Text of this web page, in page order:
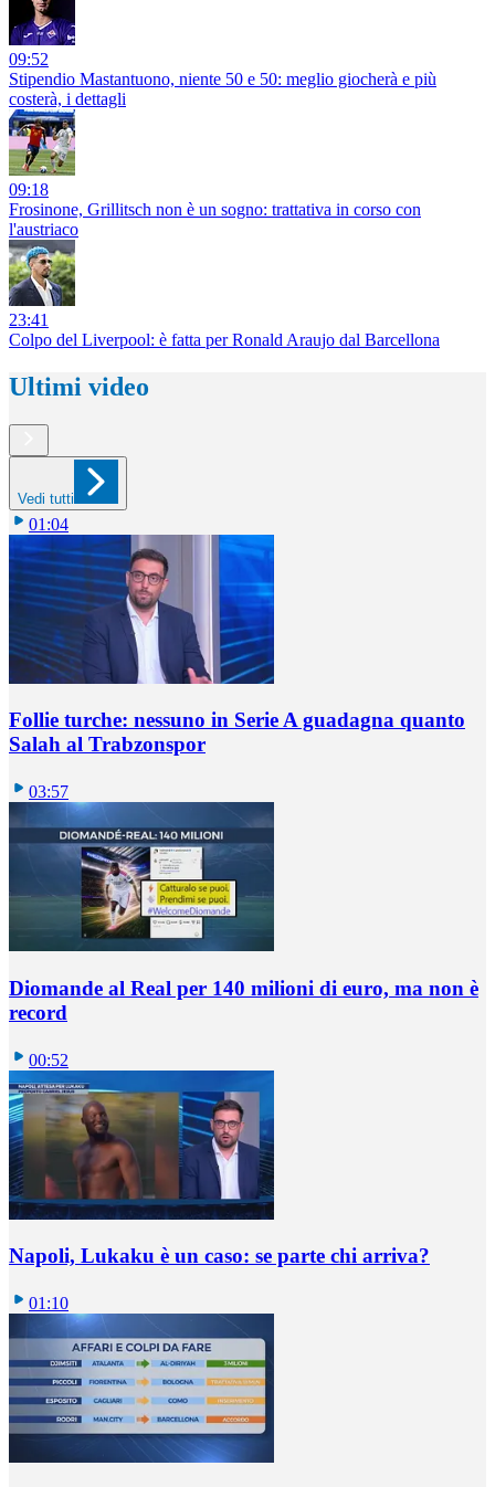
09:52
Stipendio Mastantuono, niente 50 e 50: meglio giocherà e più
costerà, i dettagli
09:18
Frosinone, Grillitsch non è un sogno: trattativa in corso con
l'austriaco
23:41
Colpo del Liverpool: è fatta per Ronald Araujo dal Barcellona
Ultimi video
Vedi tutti
01:04
Follie turche: nessuno in Serie A guadagna quanto
Salah al Trabzonspor
03:57
Diomande al Real per 140 milioni di euro, ma non è
record
00:52
Napoli, Lukaku è un caso: se parte chi arriva?
01:10